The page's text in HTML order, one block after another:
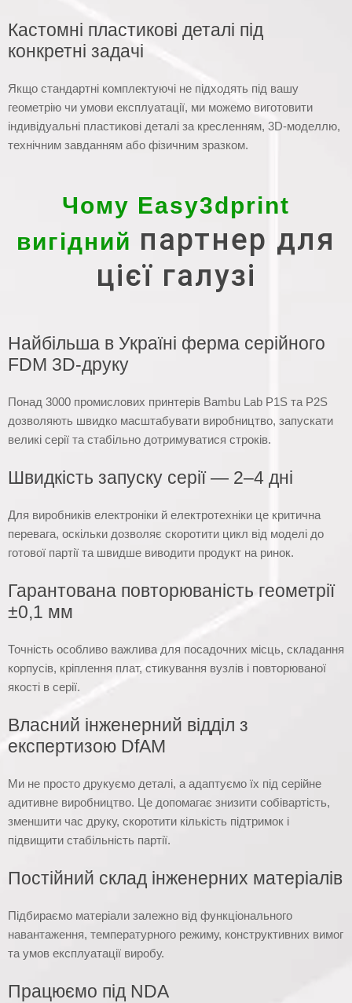
Кастомні пластикові деталі під
конкретні задачі
Якщо стандартні комплектуючі не підходять під вашу
геометрію чи умови експлуатації, ми можемо виготовити
індивідуальні пластикові деталі за кресленням, 3D-моделлю,
технічним завданням або фізичним зразком.
Чому Easy3dprint
вигідний партнер для
цієї галузі
Найбільша в Україні ферма серійного
FDM 3D-друку
Понад 3000 промислових принтерів Bambu Lab P1S та P2S
дозволяють швидко масштабувати виробництво, запускати
великі серії та стабільно дотримуватися строків.
Швидкість запуску серії — 2–4 дні
Для виробників електроніки й електротехніки це критична
перевага, оскільки дозволяє скоротити цикл від моделі до
готової партії та швидше виводити продукт на ринок.
Гарантована повторюваність геометрії
±0,1 мм
Точність особливо важлива для посадочних місць, складання
корпусів, кріплення плат, стикування вузлів і повторюваної
якості в серії.
Власний інженерний відділ з
експертизою DfAM
Ми не просто друкуємо деталі, а адаптуємо їх під серійне
адитивне виробництво. Це допомагає знизити собівартість,
зменшити час друку, скоротити кількість підтримок і
підвищити стабільність партії.
Постійний склад інженерних матеріалів
Підбираємо матеріали залежно від функціонального
навантаження, температурного режиму, конструктивних вимог
та умов експлуатації виробу.
Працюємо під NDA